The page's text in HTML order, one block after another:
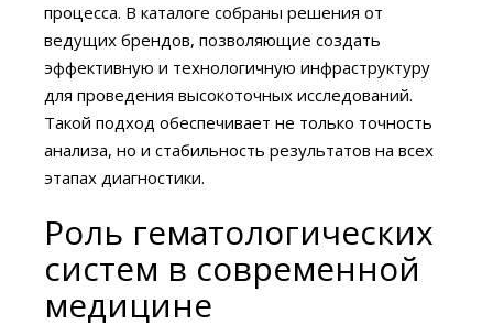
процесса. В каталоге собраны решения от
ведущих брендов, позволяющие создать
эффективную и технологичную инфраструктуру
для проведения высокоточных исследований.
Такой подход обеспечивает не только точность
анализа, но и стабильность результатов на всех
этапах диагностики.
Роль гематологических
систем в современной
медицине